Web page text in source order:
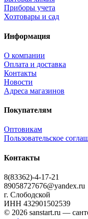
Приборы учета
Хозтовары и сад
Информация
О компании
Оплата и доставка
Контакты
Новости
Адреса магазинов
Покупателям
Оптовикам
Пользовательское
Контакты
8(83362)-4-17-21
89058727676@yandex.ru
г. Слободской
ИНН 432901502539
© 2026 sanstart.ru —